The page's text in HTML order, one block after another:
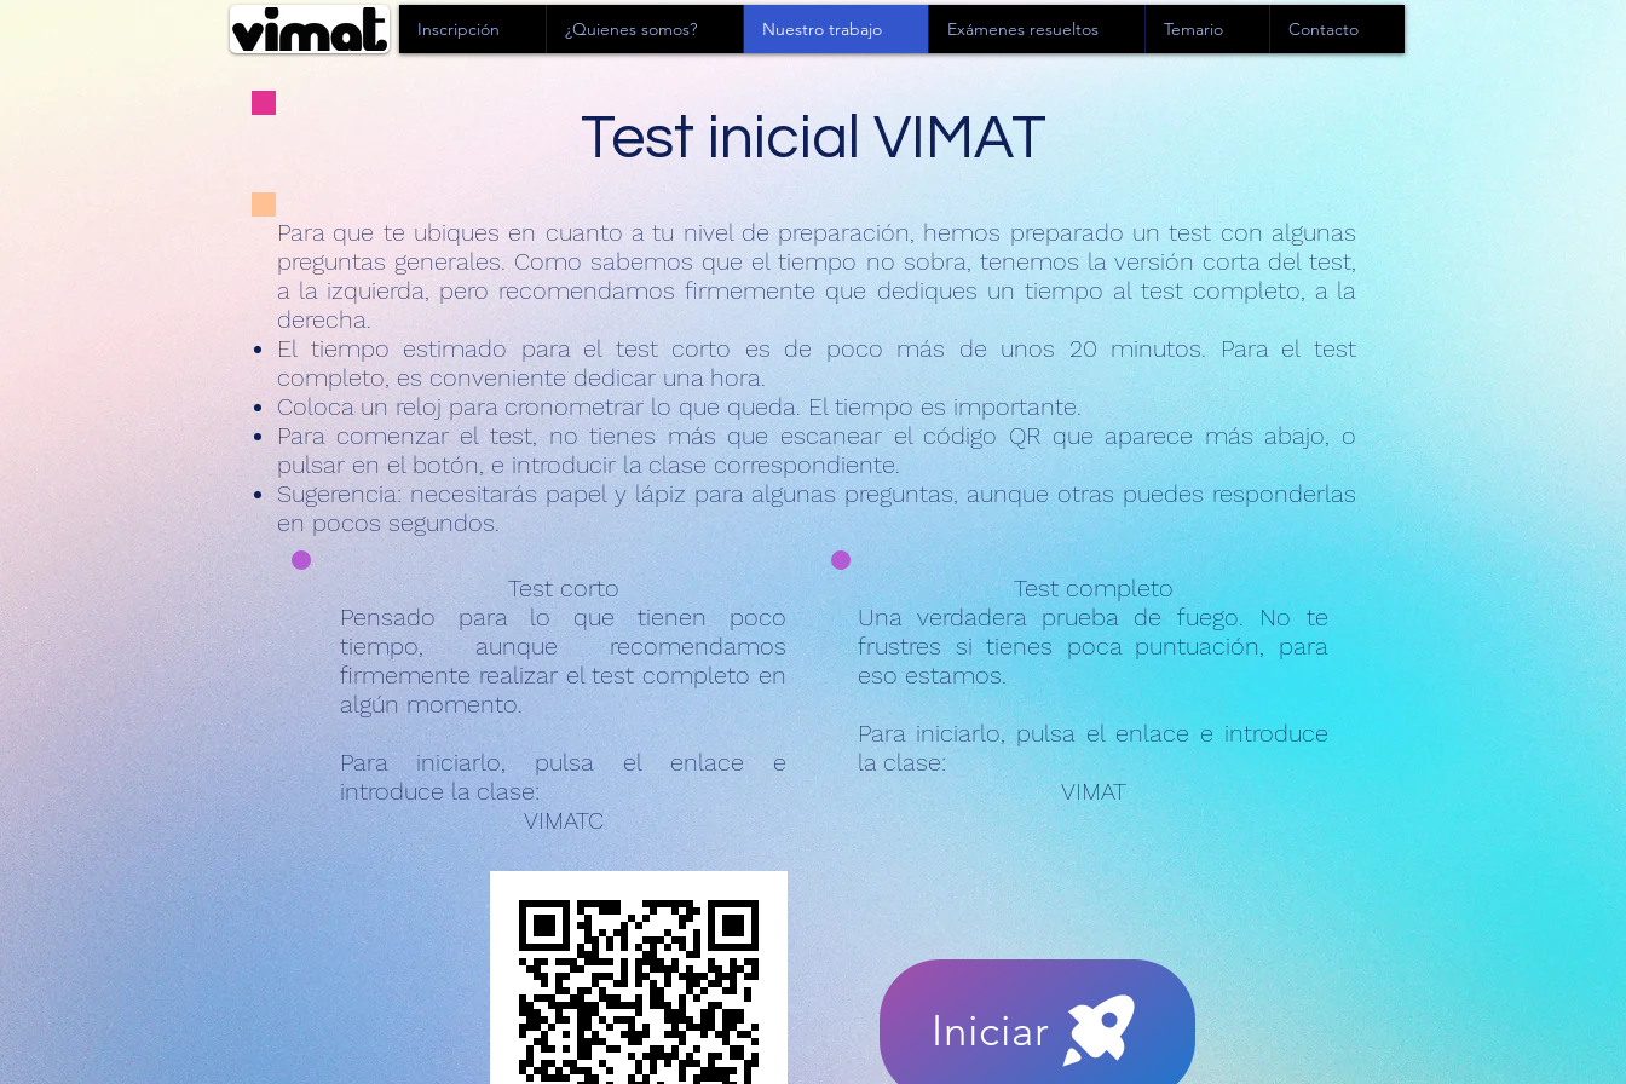
Inscripción ¿Quienes somos? Nuestro trabajo Exámenes resueltos Temario Contacto
Test inicial VIMAT
Para que te ubiques en cuanto a tu nivel de preparación, hemos preparado un test con algunas
preguntas generales. Como sabemos que el tiempo no sobra, tenemos la versión corta del test,
a la izquierda, pero recomendamos firmemente que dediques un tiempo al test completo, a la
derecha.
El tiempo estimado para el test corto es de poco más de unos 20 minutos. Para el test
completo, es conveniente dedicar una hora.
Coloca un reloj para cronometrar lo que queda. El tiempo es importante.
Para comenzar el test, no tienes más que escanear el código QR que aparece más abajo, o
pulsar en el botón, e introducir la clase correspondiente.
Sugerencia: necesitarás papel y lápiz para algunas preguntas, aunque otras puedes responderlas
en pocos segundos.
Test corto
Pensado para lo que tienen poco
tiempo, aunque recomendamos
firmemente realizar el test completo en
algún momento.
Para iniciarlo, pulsa el enlace e
introduce la clase:
VIMATC
Test completo
Una verdadera prueba de fuego. No te
frustres si tienes poca puntuación, para
eso estamos.
Para iniciarlo, pulsa el enlace e introduce
la clase:
VIMAT
TEST:
Iniciar